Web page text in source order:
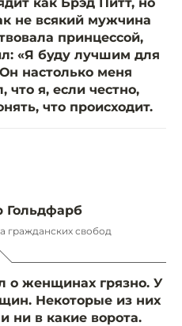
не всякий мужчина
принцессой,
«Я буду лучшим для
настолько меня
что я, если честно,
что происходит.
Гольдфарб
гражданских свобод
о женщинах грязно. У
Некоторые из них
ни в какие ворота.